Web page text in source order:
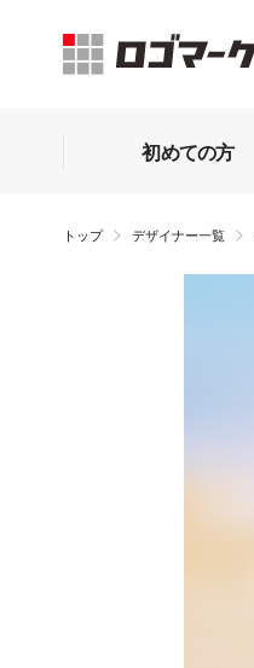
初めての方
トップ デザイナー一覧